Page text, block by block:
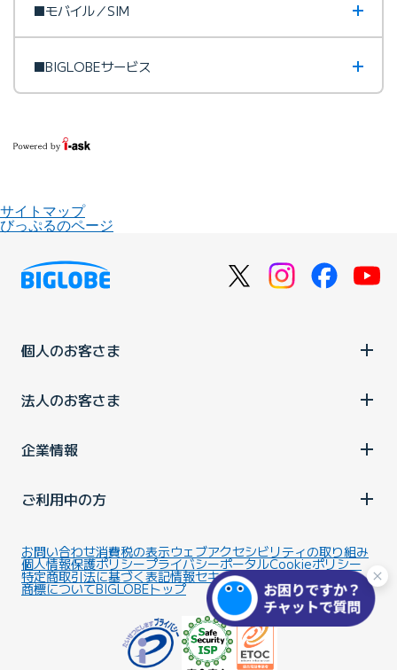
■モバイル／SIM
■BIGLOBEサービス
サイトマップ
びっぷるのページ
個人のお客さま
法人のお客さま
企業情報
ご利用中の方
お問い合わせ消費税の表示ウェブアクセシビリティの取り組み
個人情報保護ポリシープライバシーポータルCookieポリシー
特定商取引法に基づく表記情報セキュリティ基本方針
商標についてBIGLOBEトップ